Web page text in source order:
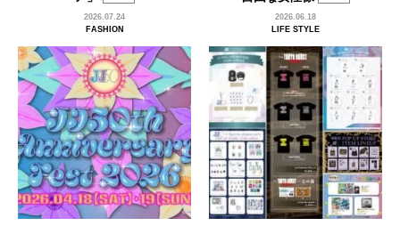
2026.07.24
FASHION
2026.06.18
LIFE STYLE